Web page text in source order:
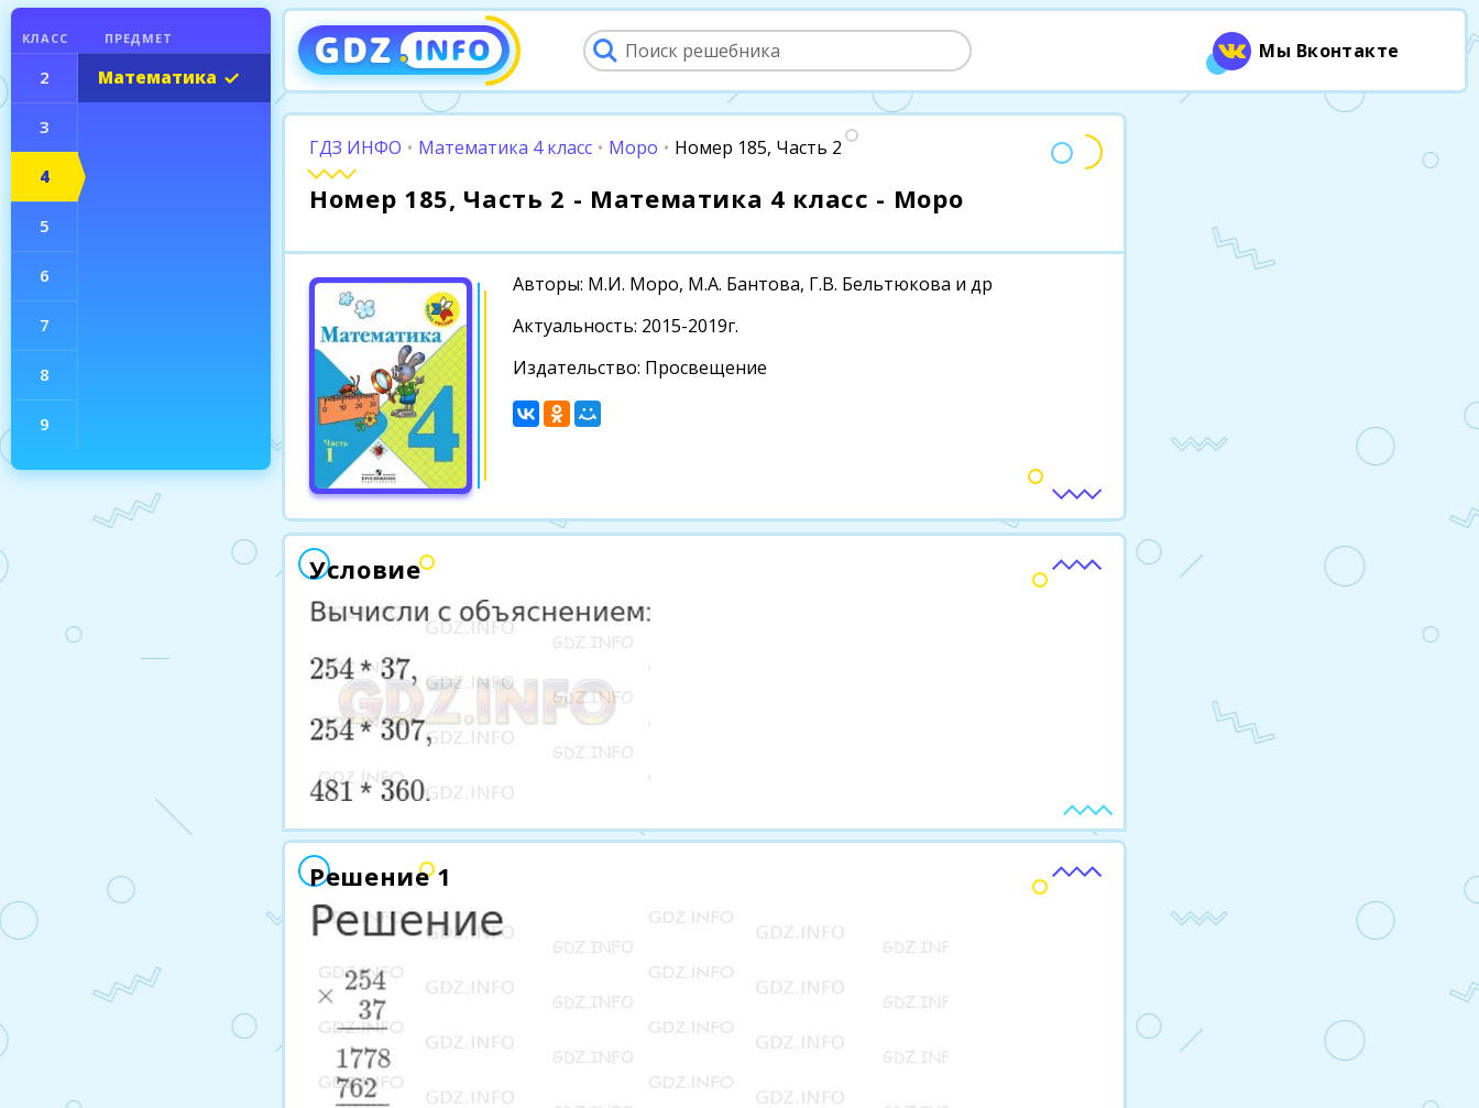
ГДЗ ИНФО • Математика 4 класс • Моро • Номер 185, Часть 2
Номер 185, Часть 2 - Математика 4 класс - Моро
Авторы: М.И. Моро, М.А. Бантова, Г.В. Бельтюкова и др
Актуальность: 2015-2019г.
Издательство: Просвещение
Условие
Решение 1
КЛАСС ПРЕДМЕТ
2
3
4
Математика
5
6
7
8
9
Мы Вконтакте